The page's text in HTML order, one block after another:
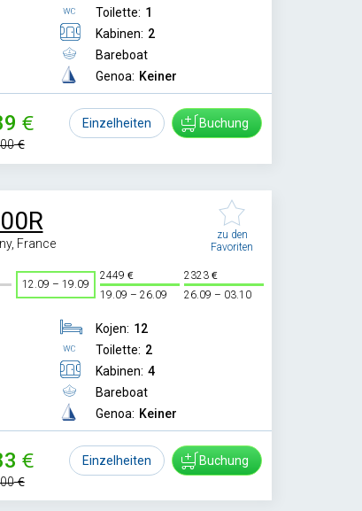
Toilette: 1
Kabinen: 2
Bareboat
Genoa: Keiner
Einzelheiten Buchung
France
zu den
Favoriten
12.09 – 19.09
2449
19.09 – 26.09
2323
26.09 – 03.10
Kojen: 12
Toilette: 2
Kabinen: 4
Bareboat
Genoa: Keiner
Einzelheiten Buchung